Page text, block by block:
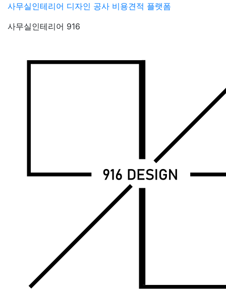
Skip
content
사무실인테리어 디자인 공사 비용견적 플랫폼
사무실인테리어 916